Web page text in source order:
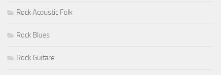
Rock Acoustic Folk
Rock Blues
Rock Guitare